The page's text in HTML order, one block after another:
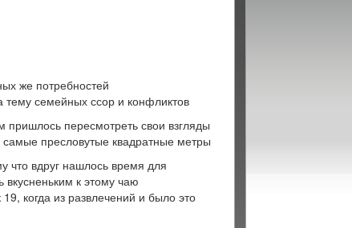
же потребностей
тему семейных ссор и конфликтов
пришлось пересмотреть свои взгляды
самые пресловутые квадратные метры
что вдруг нашлось время для
к этому чаю
когда из развлечений и было это